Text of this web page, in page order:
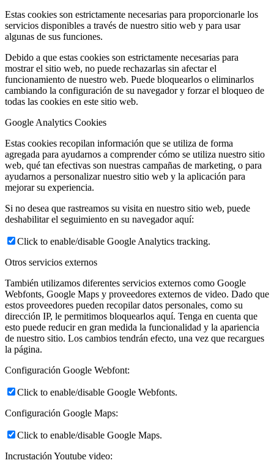
Estas cookies son estrictamente necesarias para proporcionarle los
servicios disponibles a través de nuestro sitio web y para usar
algunas de sus funciones.
Debido a que estas cookies son estrictamente necesarias para
mostrar el sitio web, no puede rechazarlas sin afectar el
funcionamiento de nuestro web. Puede bloquearlos o eliminarlos
cambiando la configuración de su navegador y forzar el bloqueo de
todas las cookies en este sitio web.
Google Analytics Cookies
Estas cookies recopilan información que se utiliza de forma
agregada para ayudarnos a comprender cómo se utiliza nuestro sitio
web, qué tan efectivas son nuestras campañas de marketing, o para
ayudarnos a personalizar nuestro sitio web y la aplicación para
mejorar su experiencia.
Si no desea que rastreamos su visita en nuestro sitio web, puede
deshabilitar el seguimiento en su navegador aquí:
Click to enable/disable Google Analytics tracking.
Otros servicios externos
También utilizamos diferentes servicios externos como Google
Webfonts, Google Maps y proveedores externos de video. Dado que
estos proveedores pueden recopilar datos personales, como su
dirección IP, le permitimos bloquearlos aquí. Tenga en cuenta que
esto puede reducir en gran medida la funcionalidad y la apariencia
de nuestro sitio. Los cambios tendrán efecto, una vez que recargues
la página.
Configuración Google Webfont:
Click to enable/disable Google Webfonts.
Configuración Google Maps:
Click to enable/disable Google Maps.
Incrustación Youtube video: